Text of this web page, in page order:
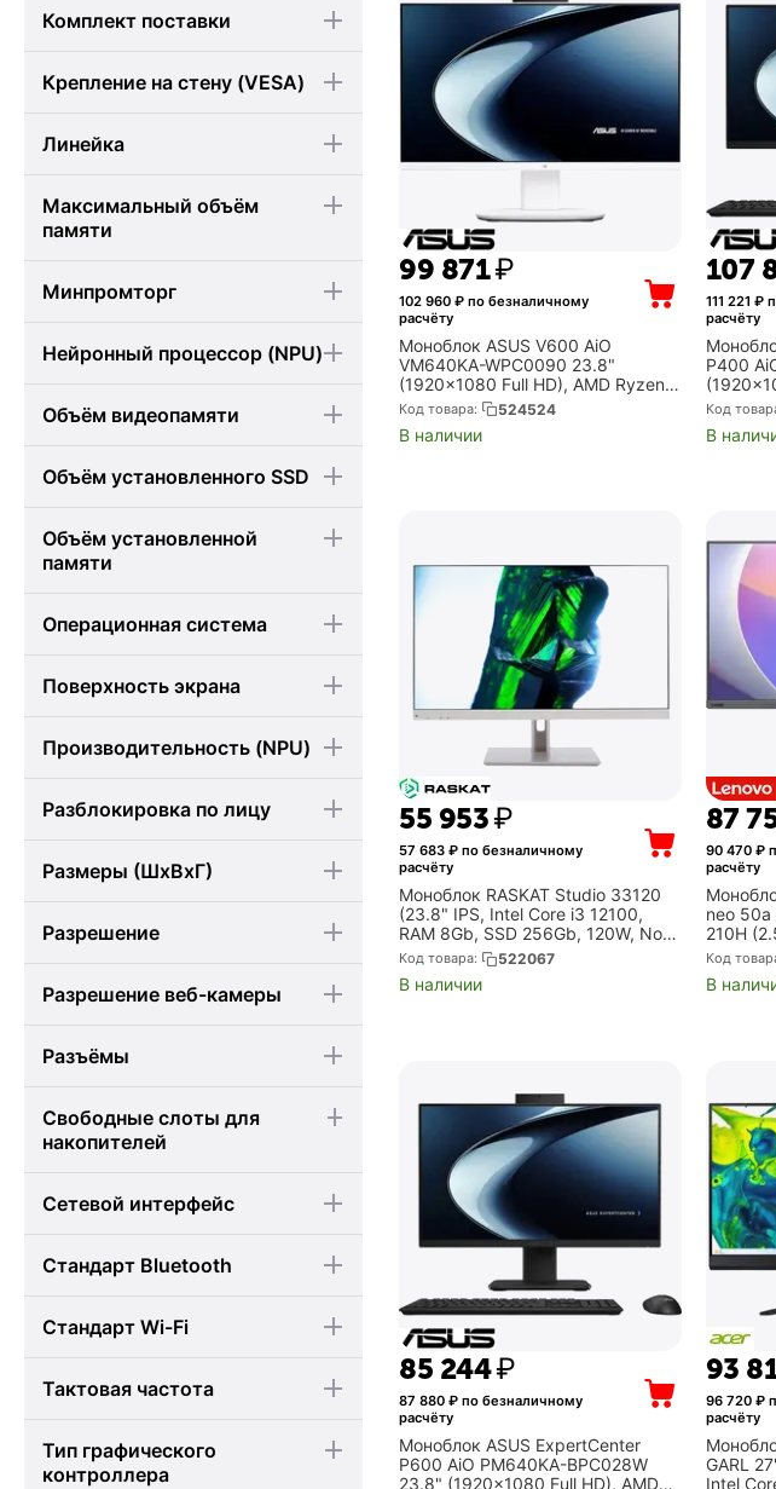
99 871₽
102 960 ₽ по безналичному
расчёту
Моноблок ASUS V600 AiO
VM640KA-WPC0090 23.8"
(1920x1080 Full HD), AMD Ryzen
AI 7 350, 32Gb DDR5, 1Tb SSD,
Radeon 860M, без ОС, белый
(90PT0465-M00BJ0)
Код товара: 524524
В наличии
107
111 221 ₽
расчёту
P400
240H,
Intel
Код
В
55 953₽
57 683 ₽ по безналичному
расчёту
Моноблок RASKAT Studio 33120
(23.8" IPS, Intel Core i3 12100,
RAM 8Gb, SSD 256Gb, 120W, No
OS) (Studio33120232835)
Код товара: 522067
В наличии
87
90 470₽
расчёту
neo 50a
210H
без ОС
Код
В
85 244₽
87 880 ₽ по безналичному
расчёту
Моноблок ASUS ExpertCenter
P600 AiO PM640KA-BPC028W
23.8" (1920x1080 Full HD), AMD
93
96 720₽
расчёту
GARL
Intel
Комплект поставки
Крепление на стену (VESA)
Линейка
Максимальный объём
памяти
Минпромторг
Нейронный процессор (NPU)
Объём видеопамяти
Объём установленного SSD
Объём установленной
памяти
Операционная система
Поверхность экрана
Производительность (NPU)
Разблокировка по лицу
Размеры (ШхВхГ)
Разрешение
Разрешение веб-камеры
Разъёмы
Свободные слоты для
накопителей
Сетевой интерфейс
Стандарт Bluetooth
Стандарт Wi-Fi
Тактовая частота
Тип графического
контроллера